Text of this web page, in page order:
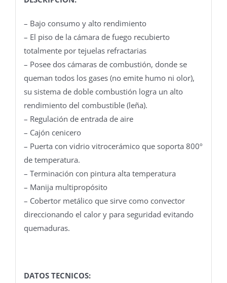
– Bajo consumo y alto rendimiento
– El piso de la cámara de fuego recubierto
totalmente por tejuelas refractarias
– Posee dos cámaras de combustión, donde se
queman todos los gases (no emite humo ni olor),
su sistema de doble combustión logra un alto
rendimiento del combustible (leña).
– Regulación de entrada de aire
– Cajón cenicero
– Puerta con vidrio vitrocerámico que soporta 800º
de temperatura.
– Terminación con pintura alta temperatura
– Manija multipropósito
– Cobertor metálico que sirve como convector
direccionando el calor y para seguridad evitando
quemaduras.
DATOS TECNICOS: